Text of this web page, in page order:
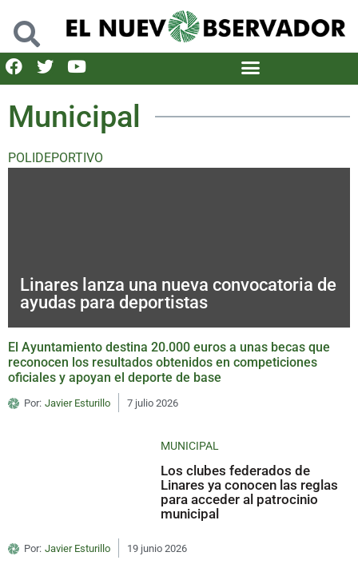
Municipal
POLIDEPORTIVO
Linares lanza una nueva convocatoria de
ayudas para deportistas
El Ayuntamiento destina 20.000 euros a unas becas que
reconocen los resultados obtenidos en competiciones
oficiales y apoyan el deporte de base
Por: Javier Esturillo 7 julio 2026
MUNICIPAL
Los clubes federados de
Linares ya conocen las reglas
para acceder al patrocinio
municipal
Por: Javier Esturillo 19 junio 2026